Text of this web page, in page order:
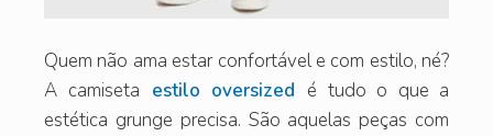
Quem não ama estar confortável e com estilo, né?
A camiseta estilo oversized é tudo o que a
estética grunge precisa. São aquelas peças com